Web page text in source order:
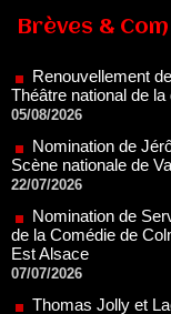
Brèves & Com
Théâtre national de la
Nomination de
Scène nationale de
22/07/2026
Nomination de
de la Comédie de
Est Alsace
Thomas Jolly et
TNP
02/07/2026
Fonds SACD